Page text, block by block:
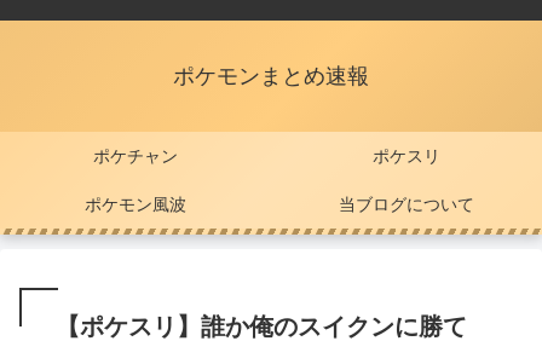
ポケモンまとめ速報
ポケチャン ポケスリ
ポケモン風波 当ブログについて
【ポケスリ】誰か俺のスイクンに勝て